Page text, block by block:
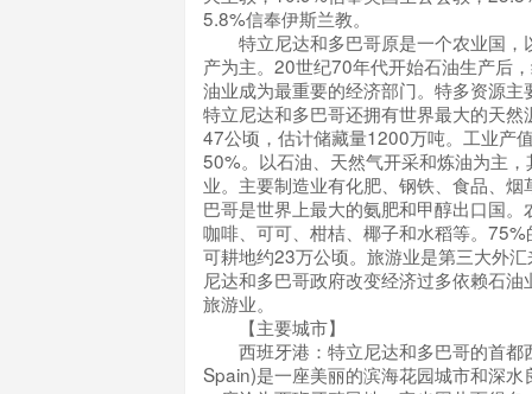
5.8%信奉伊斯兰教。
特立尼达和多巴哥原是一个农业国，
产为主。20世纪70年代开始石油生产后
油业成为最重要的经济部门。特多资源主
特立尼达和多巴哥还拥有世界最大的天然
47公顷，估计储藏量1200万吨。工业产
50%。以石油、天然气开采和炼油为主
业。主要制造业有化肥、钢铁、食品、
巴哥是世界上最大的氨肥和甲醇出口国
咖啡、可可、柑桔、椰子和水稻等。
可耕地约23万公顷。旅游业是第三大外
尼达和多巴哥政府改变经济过多依赖石
旅游业。
【主要城市】
西班牙港：特立尼达和多巴哥的首都
Spain)是一座美丽的滨海花园城市和深